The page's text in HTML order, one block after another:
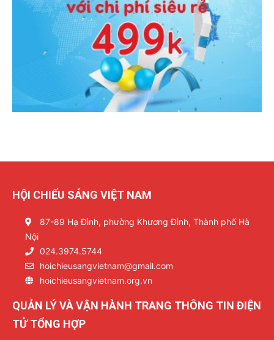
HỘI CHIẾU SÁNG VIỆT NAM
87-89 Hạ Đình, phường Khương Đình, Thành phố Hà
Nội
024.3974.5744
hoichieusangvietnam@gmail.com
hoichieusangvietnam.org.vn
QUẢN LÝ VÀ VẬN HÀNH TRANG THÔNG TIN ĐIỆN
TỬ TỔNG HỢP